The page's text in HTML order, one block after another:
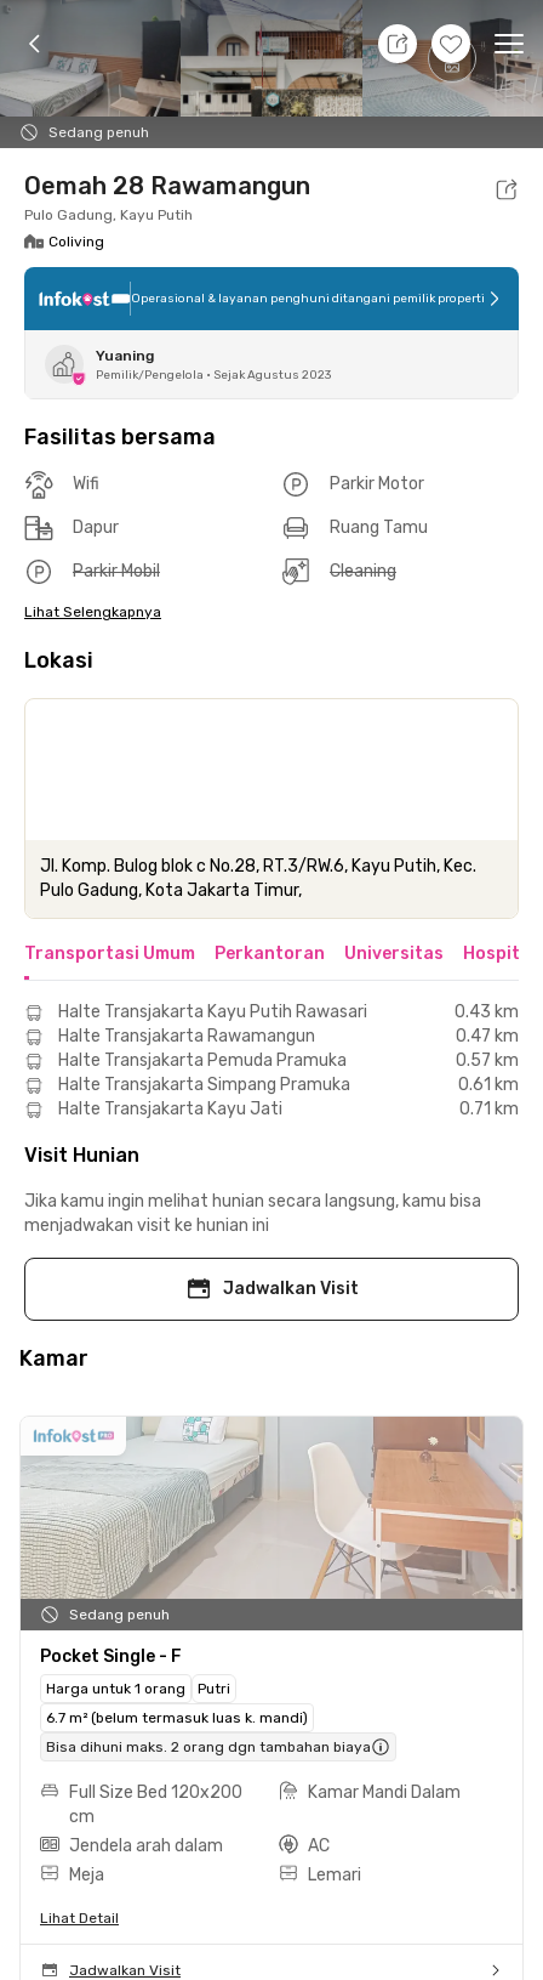
+4
Sedang penuh
10 Agt 26 - Belum tahu
Foto Fasilitas bersama Lokasi Kamar
Oemah 28 Rawamangun
Pulo Gadung, Kayu Putih
Coliving
Operasional & layanan penghuni ditangani pemilik properti
Yuaning
Pemilik/Pengelola • Sejak Agustus 2023
Fasilitas bersama
Wifi Parkir Motor
Dapur Ruang Tamu
Parkir Mobil Cleaning
Lihat Selengkapnya
Lokasi
Jl. Komp. Bulog blok c No.28, RT.3/RW.6, Kayu Putih, Kec.
Pulo Gadung, Kota Jakarta Timur,
Transportasi Umum Perkantoran Universitas Hospital
Halte Transjakarta Kayu Putih Rawasari
0.43 km
Halte Transjakarta Rawamangun
0.47 km
Halte Transjakarta Pemuda Pramuka
0.57 km
Halte Transjakarta Simpang Pramuka
0.61 km
Halte Transjakarta Kayu Jati
0.71 km
Visit Hunian
Jika kamu ingin melihat hunian secara langsung, kamu bisa
menjadwakan visit ke hunian ini
Jadwalkan Visit
Kamar
Sedang penuh
Pocket Single - F
Harga untuk 1 orang
Putri
6.7 m² (belum termasuk luas k. mandi)
Bisa dihuni maks. 2 orang dgn tambahan biaya
Full Size Bed 120x200
cm
Kamar Mandi Dalam
Jendela arah dalam
AC
Meja
Lemari
Lihat Detail
Jadwalkan Visit